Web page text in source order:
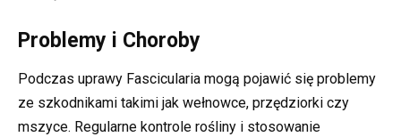
Problemy i Choroby
Podczas uprawy Fascicularia mogą pojawić się problemy
ze szkodnikami takimi jak wełnowce, przędziorki czy
mszyce. Regularne kontrole rośliny i stosowanie